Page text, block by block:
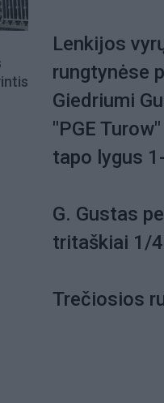
Lenkijos
rungtynėse
Giedriumi
"PGE
tapo lygus
G. Gustas
tritaškiai 1/
Trečiosios